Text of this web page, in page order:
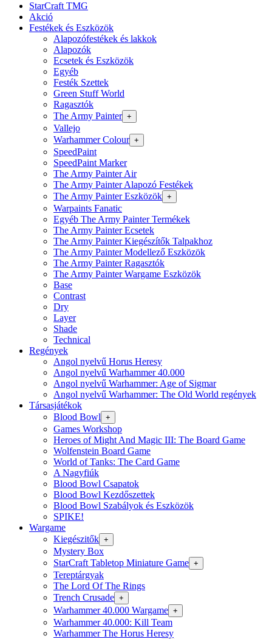
StarCraft TMG
Akció
Festékek és Eszközök
Alapozófestékek és lakkok
Alapozók
Ecsetek és Eszközök
Egyéb
Festék Szettek
Green Stuff World
Ragasztók
The Army Painter +
Vallejo
Warhammer Colour +
SpeedPaint
SpeedPaint Marker
The Army Painter Air
The Army Painter Alapozó Festékek
The Army Painter Eszközök +
Warpaints Fanatic
Egyéb The Army Painter Termékek
The Army Painter Ecsetek
The Army Painter Kiegészítők Talpakhoz
The Army Painter Modellező Eszközök
The Army Painter Ragasztók
The Army Painter Wargame Eszközök
Base
Contrast
Dry
Layer
Shade
Technical
Regények
Angol nyelvű Horus Heresy
Angol nyelvű Warhammer 40.000
Angol nyelvű Warhammer: Age of Sigmar
Angol nyelvű Warhammer: The Old World regények
Társasjátékok
Blood Bowl +
Games Workshop
Heroes of Might And Magic III: The Board Game
Wolfenstein Board Game
World of Tanks: The Card Game
A Nagyfiúk
Blood Bowl Csapatok
Blood Bowl Kezdőszettek
Blood Bowl Szabályok és Eszközök
SPIKE!
Wargame
Kiegészitők +
Mystery Box
StarCraft Tabletop Miniature Game +
Tereptárgyak
The Lord Of The Rings
Trench Crusade +
Warhammer 40.000 Wargame +
Warhammer 40.000: Kill Team
Warhammer The Horus Heresy